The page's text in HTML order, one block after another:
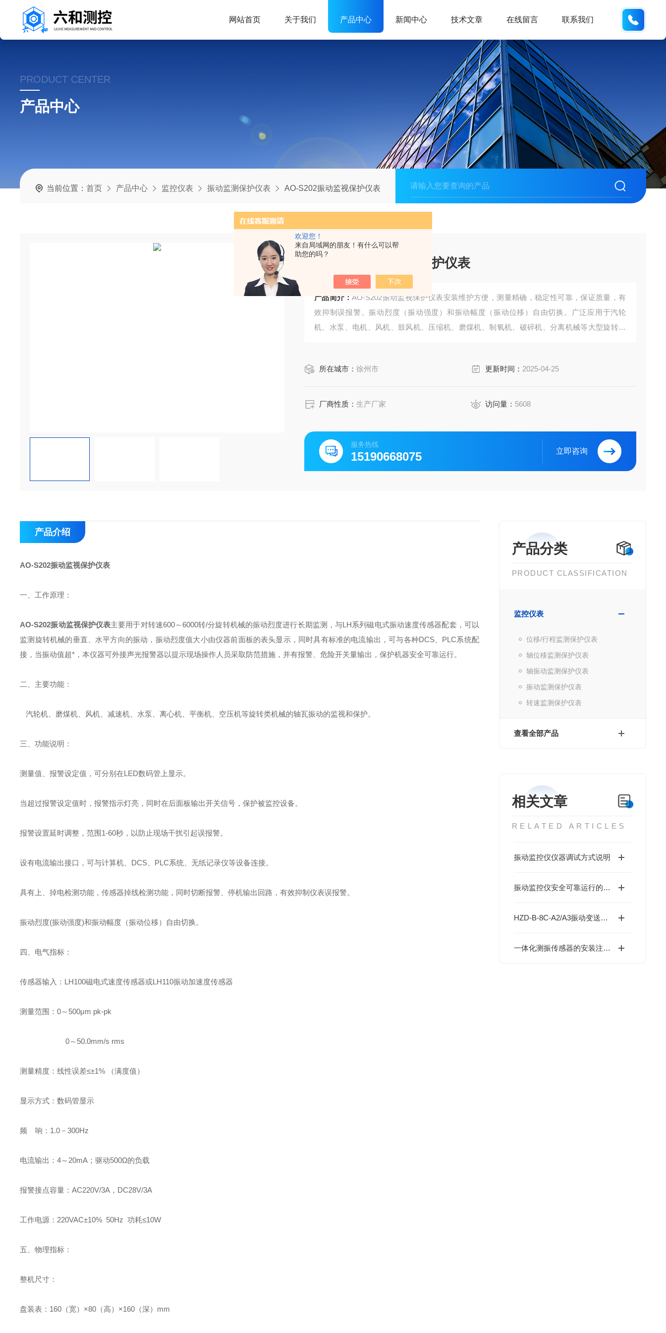
欢迎您！
来自局域网的朋友！有什么可以帮
助您的吗？
网站首页 关于我们 产品中心 新闻中心 技术文章 在线留言 联系我们
PRODUCT CENTER
产品中心
当前位置：首页 产品中心 监控仪表 振动监测保护仪表 AO-S202振动监视保护仪表
AO-S202振动监视保护仪表
产品简介：AO-S202振动监视保护仪表安装维护方便，测量精确，稳定性可靠，保证质量，有
效抑制误报警。振动烈度（振动强度）和振动幅度（振动位移）自由切换。广泛应用于汽轮
机、水泵、电机、风机、鼓风机、压缩机、磨煤机、制氧机、破碎机、分离机械等大型旋转机
所在城市：徐州市 更新时间： 2025-04-25
厂商性质：生产厂家 访问量： 5608
服务热线
15190668075 立即咨询
产品分类
PRODUCT CLASSIFICATION
监控仪表
位移/行程监测保护仪表
轴位移监测保护仪表
轴振动监测保护仪表
振动监测保护仪表
转速监测保护仪表
查看全部产品
相关文章
RELATED ARTICLES
振动监控仪仪器调试方式说明
振动监控仪安全可靠运行的保护措施
HZD-B-8C-A2/A3振动变送器是一种常见的工业测量仪器，用于测量物体的振动
一体化测振传感器的安装注意事项：确保可靠监测的关键
产品介绍
AO-S202振动监视保护仪表
一、工作原理：
AO-S202振动监视保护仪表主要用于对转速600～6000转/分旋转机械的振动烈度进行长期监测，与LH系列磁电式振动速度传感器配套，可以
监测旋转机械的垂直、水平方向的振动，振动烈度值大小由仪器前面板的表头显示，同时具有标准的电流输出，可与各种DCS、PLC系统配
接，当振动值超*，本仪器可外接声光报警器以提示现场操作人员采取防范措施，并有报警、危险开关量输出，保护机器安全可靠运行。
二、主要功能：
汽轮机、磨煤机、风机、减速机、水泵、离心机、平衡机、空压机等旋转类机械的轴瓦振动的监视和保护。
三、功能说明：
测量值、报警设定值，可分别在LED数码管上显示。
当超过报警设定值时，报警指示灯亮，同时在后面板输出开关信号，保护被监控设备。
报警设置延时调整，范围1-60秒，以防止现场干扰引起误报警。
设有电流输出接口，可与计算机、DCS、PLC系统、无纸记录仪等设备连接。
具有上、掉电检测功能，传感器掉线检测功能，同时切断报警、停机输出回路，有效抑制仪表误报警。
振动烈度(振动强度)和振动幅度（振动位移）自由切换。
四、电气指标：
传感器输入：LH100磁电式速度传感器或LH110振动加速度传感器
测量范围：0～500μm pk-pk
0～50.0mm/s rms
测量精度：线性误差≤±1% （满度值）
显示方式：数码管显示
频 响：1.0－300Hz
电流输出：4～20mA；驱动500Ω的负载
报警接点容量：AC220V/3A，DC28V/3A
工作电源：220VAC±10% 50Hz 功耗≤10W
五、物理指标：
整机尺寸：
盘装表：160（宽）×80（高）×160（深）mm